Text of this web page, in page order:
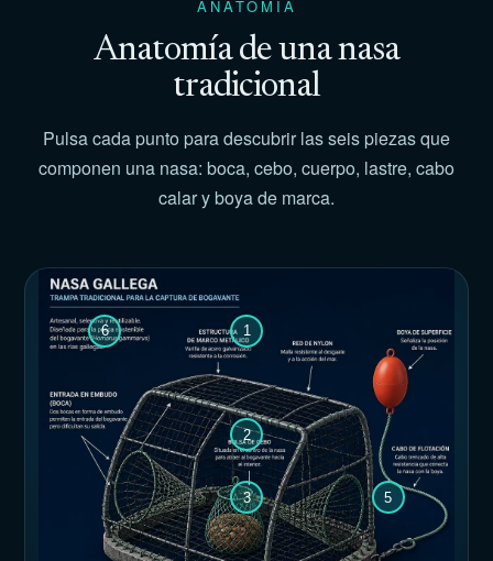
ANATOMÍA
Anatomía de una nasa
tradicional
Pulsa cada punto para descubrir las seis piezas que
componen una nasa: boca, cebo, cuerpo, lastre, cabo
calar y boya de marca.
1
2
3 5
6